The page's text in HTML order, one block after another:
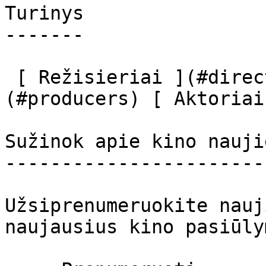
Turinys
-------
(#producers) [
Sužinok apie kino
Užsiprenumeruokite
naujausius kino